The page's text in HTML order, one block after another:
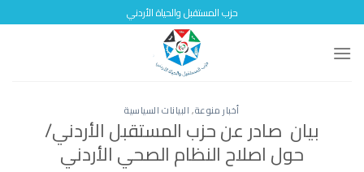
to
content
حزب المستقبل والحياة الأردني
أخبار منوعة,البيانات السياسية
بيان صادر عن حزب المستقبل الأردني/
حول اصلاح النظام الصحي الأردني